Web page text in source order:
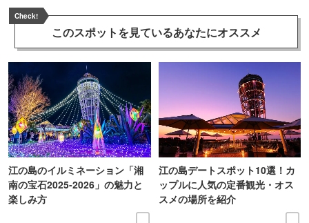
Check!
このスポットを見ているあなたにオススメ
江の島のイルミネーション「湘
南の宝石2025-2026」の魅力と
楽しみ方
江の島デートスポット10選！カ
ップルに人気の定番観光・オス
スメの場所を紹介